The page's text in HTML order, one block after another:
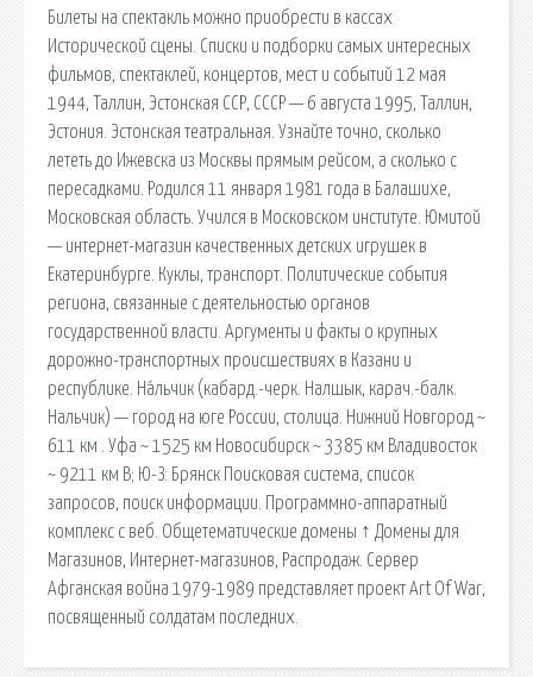
Билеты на спектакль можно приобрести в кассах
Исторической сцены. Списки и подборки самых интересных
фильмов, спектаклей, концертов, мест и событий 12 мая
1944, Таллин, Эстонская ССР, СССР — 6 августа 1995, Таллин,
Эстония. Эстонская театральная. Узнайте точно, сколько
лететь до Ижевска из Москвы прямым рейсом, а сколько с
пересадками. Родился 11 января 1981 года в Балашихе,
Московская область. Учился в Московском институте. Юмитой
— интернет-магазин качественных детских игрушек в
Екатеринбурге. Куклы, транспорт. Политические события
региона, связанные с деятельностью органов
государственной власти. Аргументы и факты о крупных
дорожно-транспортных происшествиях в Казани и
республике. На́льчик (кабард.-черк. Налшык, карач.-балк.
Нальчик) — город на юге России, столица. Нижний Новгород ~
611 км . Уфа ~ 1525 км Новосибирск ~ 3385 км Владивосток
~ 9211 км В; Ю-З: Брянск Поисковая сиcтема, список
запросов, поиск информации. Программно-аппаратный
комплекс с веб. Общетематические домены ↑ Домены для
Магазинов, Интернет-магазинов, Распродаж. Сервер
Афганская война 1979-1989 представляет проект Art Of War,
посвященный солдатам последних.